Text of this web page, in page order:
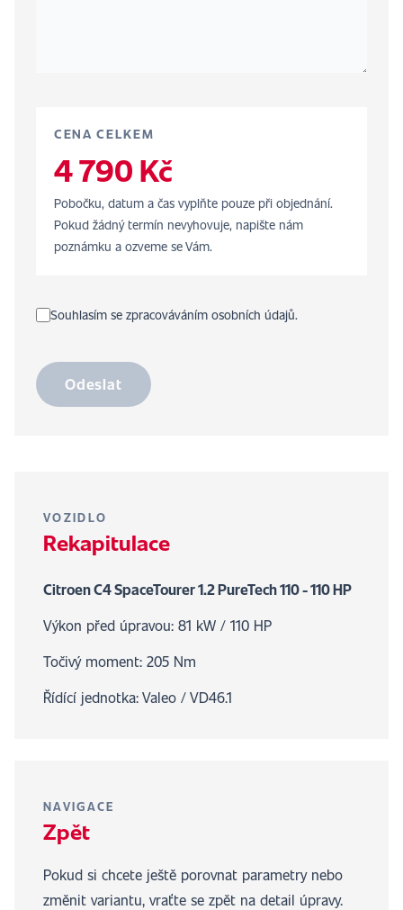
CENA CELKEM
4 790 Kč
Pobočku, datum a čas vyplňte pouze při objednání.
Pokud žádný termín nevyhovuje, napište nám
poznámku a ozveme se Vám.
Souhlasím se zpracováváním osobních údajů.
Odeslat
VOZIDLO
Rekapitulace
Citroen C4 SpaceTourer 1.2 PureTech 110 - 110 HP
Výkon před úpravou: 81 kW / 110 HP
Točivý moment: 205 Nm
Řídící jednotka: Valeo / VD46.1
NAVIGACE
Zpět
Pokud si chcete ještě porovnat parametry nebo
změnit variantu, vraťte se zpět na detail úpravy.